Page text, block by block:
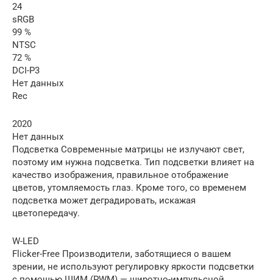
24
sRGB
99 %
NTSC
72 %
DCI-P3
Нет данных
Rec
2020
Нет данных
Подсветка Современные матрицы не излучают свет,
поэтому им нужна подсветка. Тип подсветки влияет на
качество изображения, правильное отображение
цветов, утомляемость глаз. Кроме того, со временем
подсветка может деградировать, искажая
цветопередачу.
W-LED
Flicker-Free Производители, заботящиеся о вашем
зрении, не используют регулировку яркости подсветки